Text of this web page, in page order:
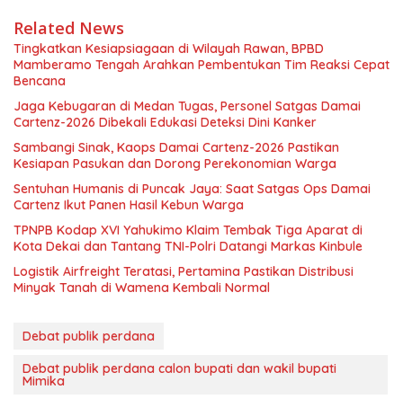
Related News
Tingkatkan Kesiapsiagaan di Wilayah Rawan, BPBD
Mamberamo Tengah Arahkan Pembentukan Tim Reaksi Cepat
Bencana
Jaga Kebugaran di Medan Tugas, Personel Satgas Damai
Cartenz-2026 Dibekali Edukasi Deteksi Dini Kanker
Sambangi Sinak, Kaops Damai Cartenz-2026 Pastikan
Kesiapan Pasukan dan Dorong Perekonomian Warga
Sentuhan Humanis di Puncak Jaya: Saat Satgas Ops Damai
Cartenz Ikut Panen Hasil Kebun Warga
TPNPB Kodap XVI Yahukimo Klaim Tembak Tiga Aparat di
Kota Dekai dan Tantang TNI-Polri Datangi Markas Kinbule
Logistik Airfreight Teratasi, Pertamina Pastikan Distribusi
Minyak Tanah di Wamena Kembali Normal
Debat publik perdana
Debat publik perdana calon bupati dan wakil bupati
Mimika